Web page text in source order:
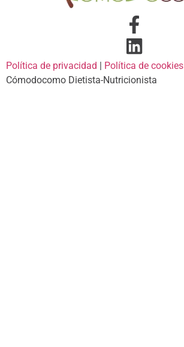
Política de privacidad | Política de cookies
Cómodocomo Dietista-Nutricionista